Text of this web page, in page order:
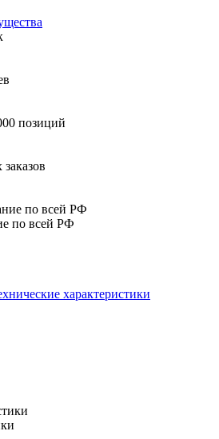
по всей РФ
характеристики